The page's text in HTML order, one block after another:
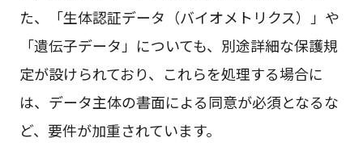
た、「生体認証データ（バイオメトリクス）」や
「遺伝子データ」についても、別途詳細な保護規
定が設けられており、これらを処理する場合に
は、データ主体の書面による同意が必須となるな
ど、要件が加重されています。